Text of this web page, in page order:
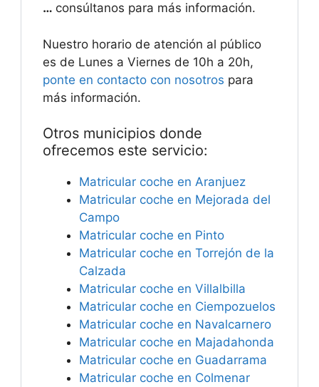
… consúltanos para más información.
Nuestro horario de atención al público
es de Lunes a Viernes de 10h a 20h,
ponte en contacto con nosotros para
más información.
Otros municipios donde
ofrecemos este servicio:
Matricular coche en Aranjuez
Matricular coche en Mejorada del
Campo
Matricular coche en Pinto
Matricular coche en Torrejón de la
Calzada
Matricular coche en Villalbilla
Matricular coche en Ciempozuelos
Matricular coche en Navalcarnero
Matricular coche en Majadahonda
Matricular coche en Guadarrama
Matricular coche en Colmenar